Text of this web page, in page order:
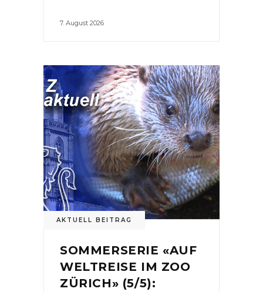
7. August 2026
AKTUELL BEITRAG
SOMMERSERIE «AUF
WELTREISE IM ZOO
ZÜRICH» (5/5):